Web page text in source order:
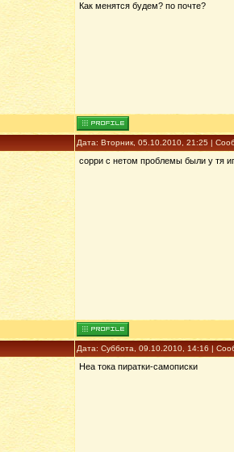
Как менятся будем? по почте?
Дата: Вторник, 05.10.2010, 21:25 |
сорри с нетом проблемы были у тя
Дата: Суббота, 09.10.2010, 14:16 |
Неа тока пиратки-самописки